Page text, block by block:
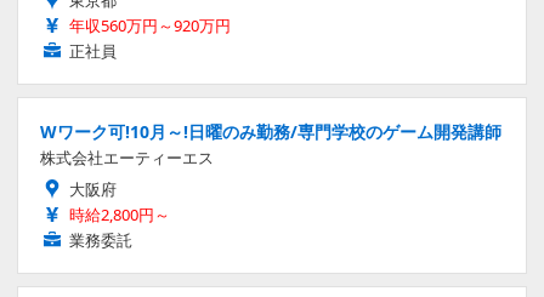
年収560万円～920万円
正社員
Wワーク可!10月～!日曜のみ勤務/専門学校のゲーム開発講師
株式会社エーティーエス
大阪府
時給2,800円～
業務委託